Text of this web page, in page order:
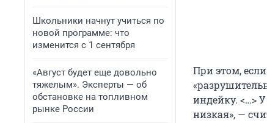
Школьники начнут учиться по
новой программе: что
изменится с 1 сентября
«Август будет еще довольно
тяжелым». Эксперты — об
обстановке на топливном
рынке России
При этом,
индейку. <…>
низкая», —